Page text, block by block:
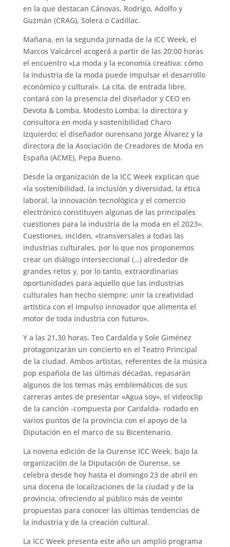
en la que destacan Cánovas, Rodrigo, Adolfo y
Guzmán (CRAG), Solera o Cadillac.
Mañana, en la segunda jornada de la ICC Week, el
Marcos Valcárcel acogerá a partir de las 20:00 horas
el encuentro «La moda y la economía creativa: cómo
la industria de la moda puede impulsar el desarrollo
económico y cultural». La cita, de entrada libre,
contará con la presencia del diseñador y CEO en
Devota & Lomba, Modesto Lomba; la directora y
consultora en moda y sostenibilidad Charo
Izquierdo; el diseñador ourensano Jorge Álvarez y la
directora de la Asociación de Creadores de Moda en
España (ACME), Pepa Bueno.
Desde la organización de la ICC Week explican que
«la sostenibilidad, la inclusión y diversidad, la ética
laboral, la innovación tecnológica y el comercio
electrónico constituyen algunas de las principales
cuestiones para la industria de la moda en el 2023».
Cuestiones, inciden, «transversales a todas las
industrias culturales, por lo que nos proponemos
crear un diálogo interseccional (…) alrededor de
grandes retos y, por lo tanto, extraordinarias
oportunidades para aquello que las industrias
culturales han hecho siempre: unir la creatividad
artística con el impulso innovador que alimenta el
motor de toda industria con futuro».
Y a las 21,30 horas, Teo Cardalda y Sole Giménez
protagonizarán un concierto en el Teatro Principal
de la ciudad. Ambos artistas, referentes de la música
pop española de las últimas décadas, repasarán
algunos de los temas más emblemáticos de sus
carreras antes de presentar «Agua soy», el videoclip
de la canción -compuesta por Cardalda- rodado en
varios puntos de la provincia con el apoyo de la
Diputación en el marco de su Bicentenario.
La novena edición de la Ourense ICC Week, bajo la
organización de la Diputación de Ourense, se
celebra desde hoy hasta el domingo 23 de abril en
una docena de localizaciones de la ciudad y de la
provincia, ofreciendo al público más de veinte
propuestas para conocer las últimas tendencias de
la industria y de la creación cultural.
La ICC Week presenta este año un amplio programa